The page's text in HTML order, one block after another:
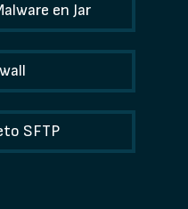
en Jar
SFTP